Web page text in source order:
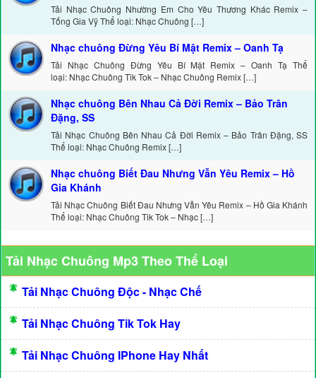
Tải Nhạc Chuông Nhường Em Cho Yêu Thương Khác Remix –
Tống Gia Vỹ Thể loại: Nhạc Chuông […]
Nhạc chuông Đừng Yêu Bí Mật Remix – Oanh Tạ
Tải Nhạc Chuông Đừng Yêu Bí Mật Remix – Oanh Tạ Thể
loại: Nhạc Chuông Tik Tok – Nhạc Chuông Remix […]
Nhạc chuông Bên Nhau Cả Đời Remix – Bảo Trân
Đặng, SS
Tải Nhạc Chuông Bên Nhau Cả Đời Remix – Bảo Trân Đặng, SS
Thể loại: Nhạc Chuông Remix […]
Nhạc chuông Biết Đau Nhưng Vẫn Yêu Remix – Hồ
Gia Khánh
Tải Nhạc Chuông Biết Đau Nhưng Vẫn Yêu Remix – Hồ Gia Khánh
Thể loại: Nhạc Chuông Tik Tok – Nhạc […]
Tải Nhạc Chuông Mp3 Theo Thể Loại
Tải Nhạc Chuông Độc - Nhạc Chế
Tải Nhạc Chuông Tik Tok Hay
Tải Nhạc Chuông IPhone Hay Nhất